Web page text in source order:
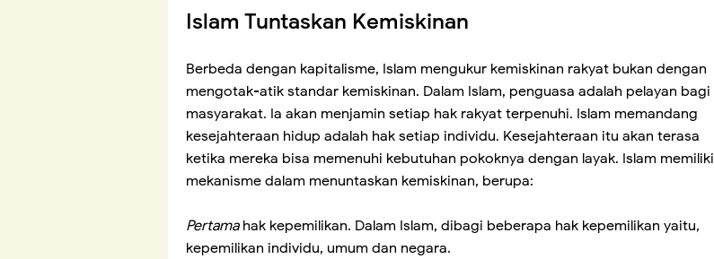
Islam Tuntaskan Kemiskinan
Berbeda dengan kapitalisme, Islam mengukur kemiskinan rakyat bukan dengan
mengotak-atik standar kemiskinan. Dalam Islam, penguasa adalah pelayan bagi
masyarakat. Ia akan menjamin setiap hak rakyat terpenuhi. Islam memandang
kesejahteraan hidup adalah hak setiap individu. Kesejahteraan itu akan terasa
ketika mereka bisa memenuhi kebutuhan pokoknya dengan layak. Islam memiliki
mekanisme dalam menuntaskan kemiskinan, berupa:
Pertama hak kepemilikan. Dalam Islam, dibagi beberapa hak kepemilikan yaitu,
kepemilikan individu, umum dan negara.